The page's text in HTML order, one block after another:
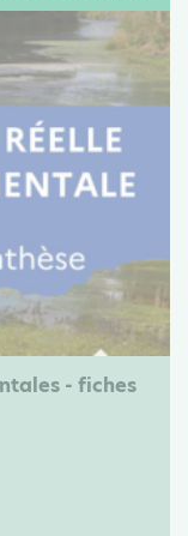
- fiches